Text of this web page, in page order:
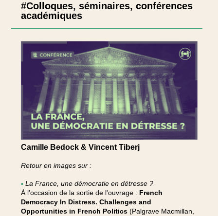
#Colloques, séminaires, conférences
académiques
Camille Bedock & Vincent Tiberj
Retour en images sur :
▪ La France, une démocratie en détresse ?
À l'occasion de la sortie de l'ouvrage : French
Democracy In Distress. Challenges and
Opportunities in French Politics(Palgrave Macmillan,